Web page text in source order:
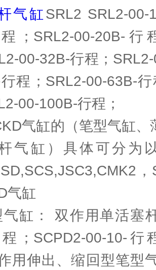
气缸SRL2 SRL2-00-
；SRL2-00-20B-行
00-32B-行程；
程；SRL2-00-63B-
00-100B-行程；
气缸的（笔型气缸
气缸）具体可分为
气缸
缸： 双作用单活塞
；SCPD2-00-10-行
用伸出、缩回型笔型